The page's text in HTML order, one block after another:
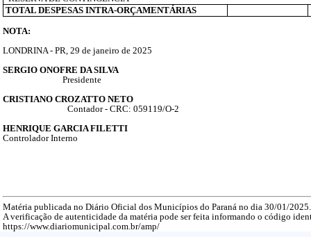
TOTAL DESPESAS INTRA-ORÇAMENTÁRIAS
NOTA:
LONDRINA - PR, 29 de janeiro de 2025
SERGIO ONOFRE DA SILVA
Presidente
CRISTIANO CROZATTO NETO
Contador - CRC: 059119/O-2
HENRIQUE GARCIA FILETTI
Controlador Interno
Matéria publicada no Diário Oficial dos Municípios do Paraná no dia 30/01/
A verificação de autenticidade da matéria pode ser feita informando o código
https://www.diariomunicipal.com.br/amp/